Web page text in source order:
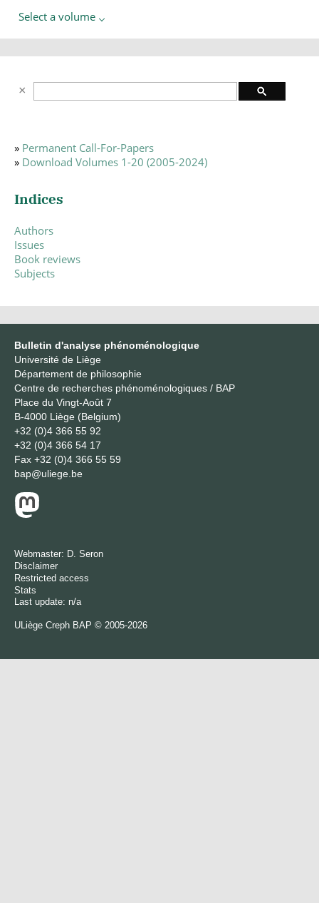
Select a volume
» Permanent Call-For-Papers
» Download Volumes 1-20 (2005-2024)
Indices
Authors
Issues
Book reviews
Subjects
Bulletin d'analyse phénoménologique
Université de Liège
Département de philosophie
Centre de recherches phénoménologiques / BAP
Place du Vingt-Août 7
B-4000 Liège (Belgium)
+32 (0)4 366 55 92
+32 (0)4 366 54 17
Fax +32 (0)4 366 55 59
bap@uliege.be
Webmaster: D. Seron
Disclaimer
Restricted access
Stats
Last update: n/a
ULiège Creph BAP © 2005-2026